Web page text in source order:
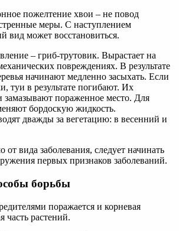
пожелтение хвои – не повод
меры. С наступлением
вид может восстановиться.
– гриб-трутовик. Вырастает на
повреждениях. В результате
начинают медленно засыхать. Если
туи в результате погибают. Их
замазывают пораженное место. Для
бордоскую жидкость.
дважды за вегетацию: в весенний и
от вида заболевания, следует начинать
первых признаков заболеваний.
борьбы
поражается и корневая
часть растений.